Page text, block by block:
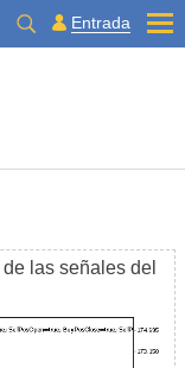
Entrada
las señales del